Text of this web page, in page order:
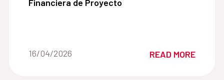
Financiera de Proyecto
Date of the news::
16/04/2026 READ MORE